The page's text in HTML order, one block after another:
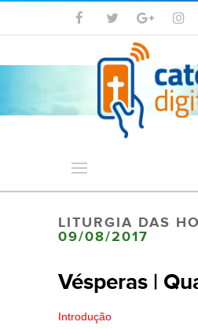
LITURGIA DAS
09/08/2017
Vésperas |
Introdução